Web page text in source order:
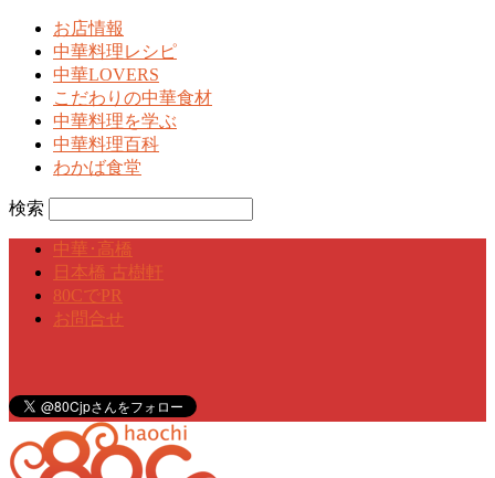
お店情報
中華料理レシピ
中華LOVERS
こだわりの中華食材
中華料理を学ぶ
中華料理百科
わかば食堂
検索
中華･高橋
日本橋 古樹軒
80CでPR
お問合せ